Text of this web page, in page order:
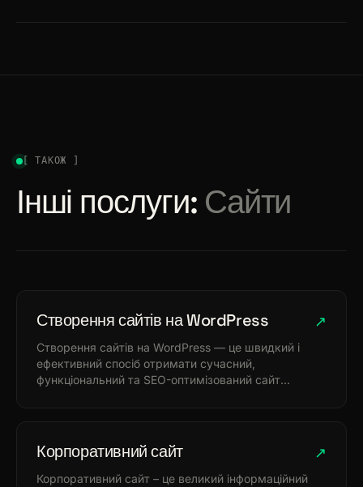
[ ТАКОЖ ]
Інші послуги: Сайти
Створення сайтів на WordPress
Створення сайтів на WordPress — це швидкий і
ефективний спосіб отримати сучасний,
функціональний та SEO-оптимізований сайт…
↗
Корпоративний сайт
Корпоративний сайт – це великий інформаційний
↗